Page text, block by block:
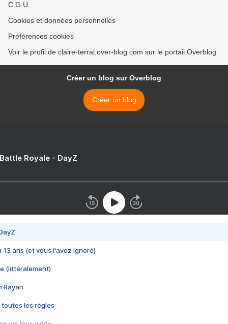
C.G.U.
Cookies et données personnelles
Préférences cookies
Voir le profil de claire-terral.over-blog.com sur le portail Overblog
Créer un blog sur Overblog
Créer un blog
Royale - DayZ
13 ans (et vous l'avez ignoré)
(littéralement)
Rayan
toutes les règles